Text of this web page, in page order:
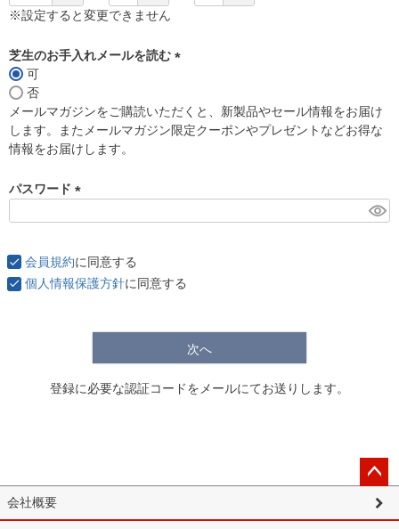
※設定すると変更できません
芝生のお手入れメールを読む
須
)
可
否
メールマガジンをご購読いただくと、新製品やセール情報をお届け
します。またメールマガジン限定クーポンやプレゼントなどお得な
情報をお届けします。
パスワード
)
会員規約に同意する
個人情報保護方針に同意する
次へ
登録に必要な認証コードをメールにてお送りします。
ペー
会社概要